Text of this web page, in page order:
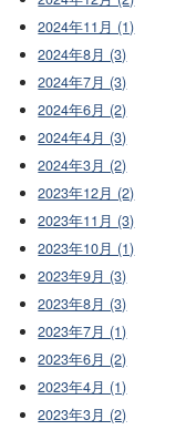
2024年11月 (1)
2024年8月 (3)
2024年7月 (3)
2024年6月 (2)
2024年4月 (3)
2024年3月 (2)
2023年12月 (2)
2023年11月 (3)
2023年10月 (1)
2023年9月 (3)
2023年8月 (3)
2023年7月 (1)
2023年6月 (2)
2023年4月 (1)
2023年3月 (2)